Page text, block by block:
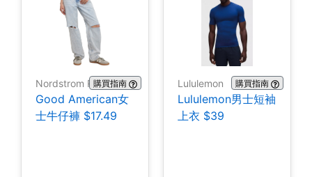
Nordstrom Rack購買指南
Good American女
士牛仔褲 $17.49
Lululemon 購買指南
Lululemon男士短袖
上衣 $39